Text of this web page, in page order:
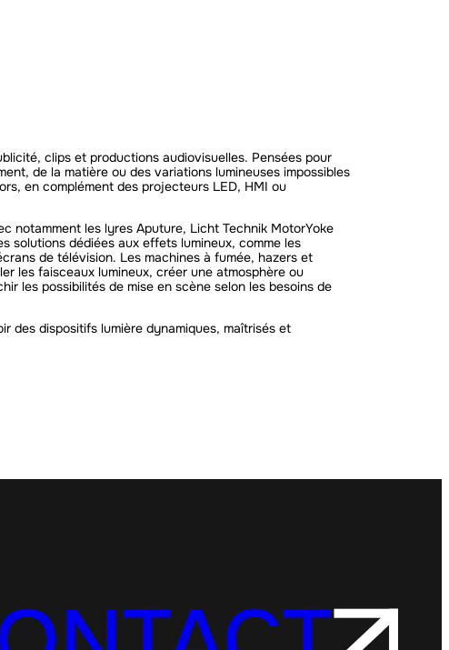
clips et productions audiovisuelles. Pensées pour
de la matière ou des variations lumineuses impossibles
en complément des projecteurs LED, HMI ou
notamment les lyres Aputure, Licht Technik MotorYoke
solutions dédiées aux effets lumineux, comme les
de télévision. Les machines à fumée, hazers et
les faisceaux lumineux, créer une atmosphère ou
les possibilités de mise en scène selon les besoins de
des dispositifs lumière dynamiques, maîtrisés et